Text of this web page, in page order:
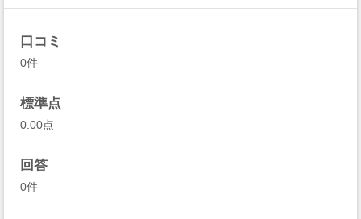
口コミ
0件
標準点
0.00点
回答
0件